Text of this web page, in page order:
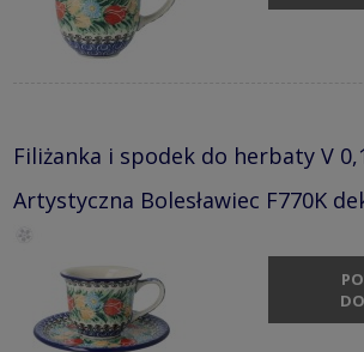
Filiżanka i spodek do herbaty V
Artystyczna Bolesławiec F770K